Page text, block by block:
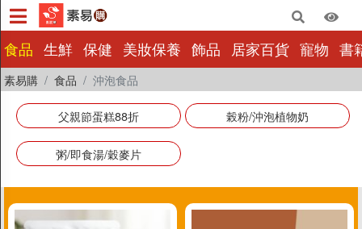
食品 生鮮 保健 美妝保養 飾品 居家百貨 寵物 書
素易購 食品 沖泡食品
父親節蛋糕88折 榖粉/沖泡植物奶
粥/即食湯/穀麥片
食品
生鮮
保健
美妝保養
飾品
居家百貨